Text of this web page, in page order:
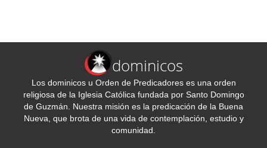
dominicos
Los dominicos u Orden de Predicadores es una orden
religiosa de la Iglesia Católica fundada por Santo Domingo
de Guzmán. Nuestra misión es la predicación de la Buena
Nueva, que brota de una vida de contemplación, estudio y
comunidad.